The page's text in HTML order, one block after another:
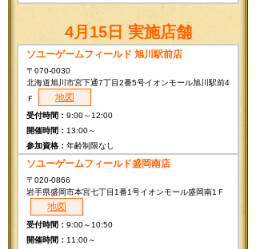
4月15日 実施店舗
ソユーゲームフィールド 旭川駅前店
〒070-0030
北海道旭川市宮下通7丁目2番5号イオンモール旭川駅前4
Ｆ
地図
9:00～12:00
13:00～
年齢制限なし
ソユーゲームフィールド盛岡南店
〒020-0866
岩手県盛岡市本宮七丁目1番1号イオンモール盛岡南1Ｆ
地図
9:00～10:50
11:00～